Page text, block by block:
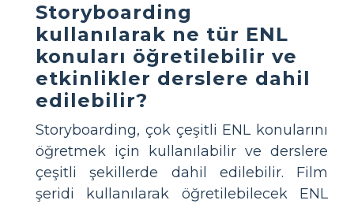
Storyboarding
kullanılarak ne tür ENL
konuları öğretilebilir ve
etkinlikler derslere dahil
edilebilir?
Storyboarding, çok çeşitli ENL konularını
öğretmek için kullanılabilir ve derslere
çeşitli şekillerde dahil edilebilir. Film
şeridi kullanılarak öğretilebilecek ENL